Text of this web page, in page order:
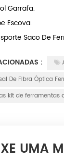
Garrafa.
Escova.
Saco De
:
De Fibra Óptica
kit de ferramentas
UMA